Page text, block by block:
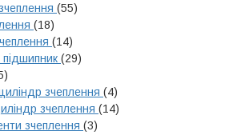
(55)
(18)
(14)
(29)
зчеплення (4)
зчеплення (14)
зчеплення (3)